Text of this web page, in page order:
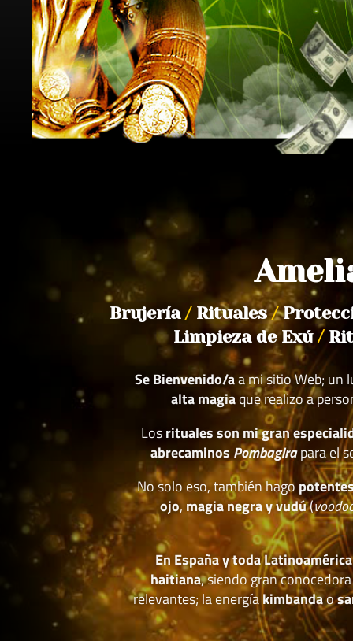
Brujería /Rituales/
Limpieza de Exú /
Se Bienvenido/aa mi sitio Web; un
alta magiaque realizo a
Losrituales son mi gran
abrecaminos Pombagirapara el
No solo eso, también hago
ojo, magia negra y vudú(
En España y toda Latinoamérica
haitiana, siendo gran
relevantes; la energíakimbandao